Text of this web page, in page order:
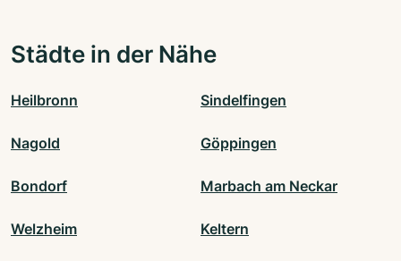
Städte in der Nähe
Heilbronn Sindelfingen
Nagold Göppingen
Bondorf Marbach am Neckar
Welzheim Keltern